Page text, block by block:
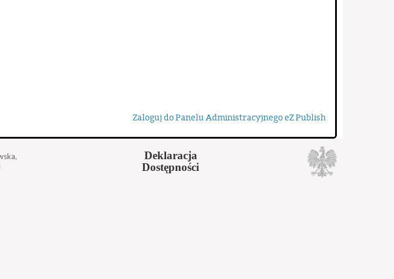
Zaloguj do Panelu Administracyjnego eZ Publish
Deklaracja
Dostępności